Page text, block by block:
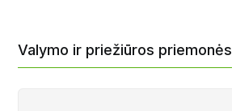
Valymo ir priežiūros priemonės